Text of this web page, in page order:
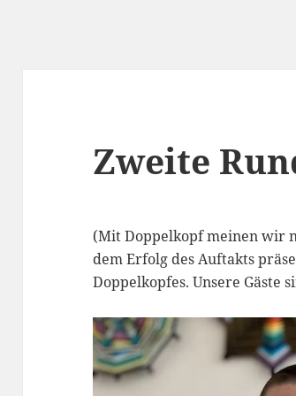
Zweite
(Mit Doppelkopf meinen wir
dem Erfolg des Auftakts
Doppelkopfes. Unsere Gäste